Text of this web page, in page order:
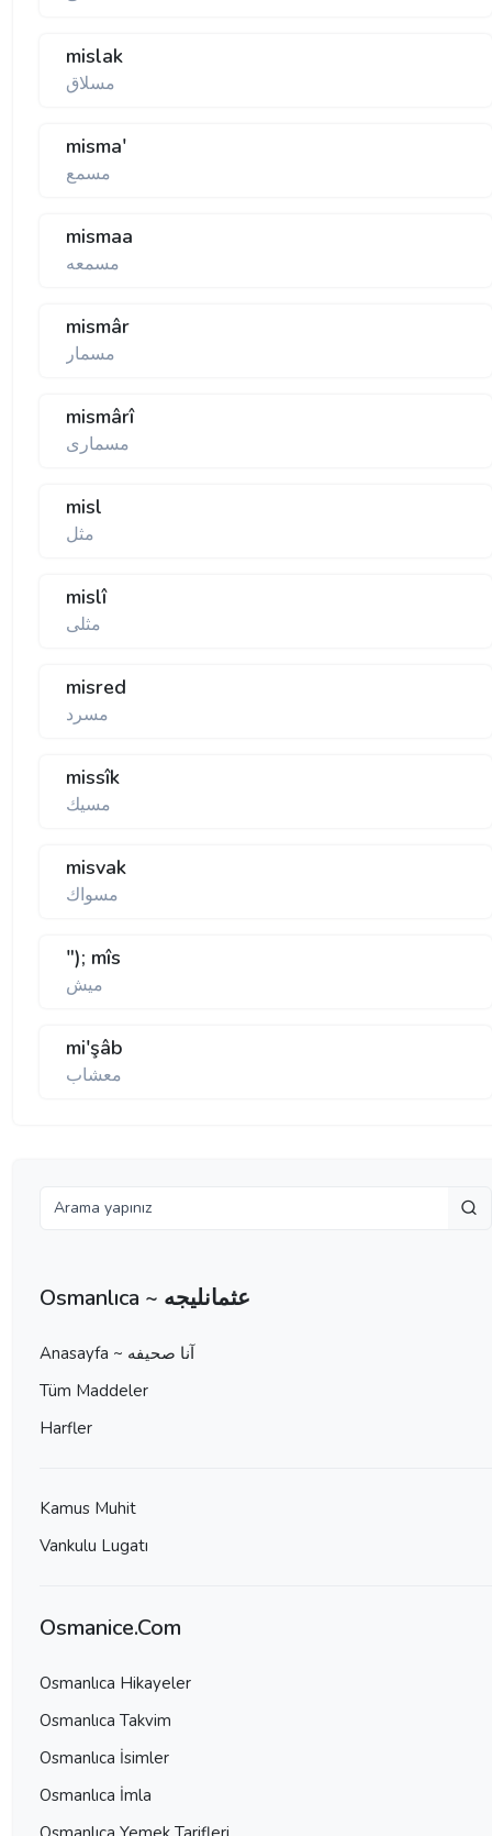
mislak
مسلاق
misma'
مسمع
mismaa
مسمعه
mismâr
مسمار
mismârî
مسماری
misl
مثل
mislî
مثلی
misred
مسرد
missîk
مسيك
misvak
مسواك
"); mîs
ميش
mi'şâb
معشاب
Osmanlıca ~ عثمانليجه
Anasayfa ~ آنا صحيفه
Tüm Maddeler
Harfler
Kamus Muhit
Vankulu Lugatı
Osmanice.Com
Osmanlıca Hikayeler
Osmanlıca Takvim
Osmanlıca İsimler
Osmanlıca İmla